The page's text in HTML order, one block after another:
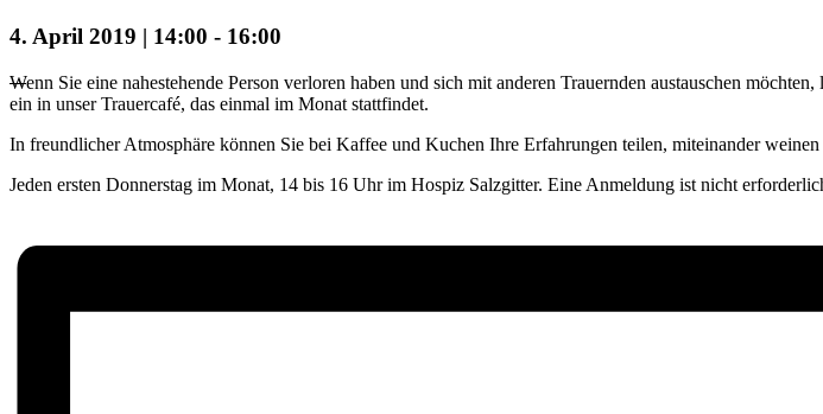
4. April 2019 | 14:00 - 16:00
Wenn Sie eine nahestehende Person verloren haben und sich mit anderen Trauernden austauschen
ein in unser Trauercafé, das einmal im Monat stattfindet.
In freundlicher Atmosphäre können Sie bei Kaffee und Kuchen Ihre Erfahrungen teilen, miteinander
Jeden ersten Donnerstag im Monat, 14 bis 16 Uhr im Hospiz Salzgitter. Eine Anmeldung ist nicht